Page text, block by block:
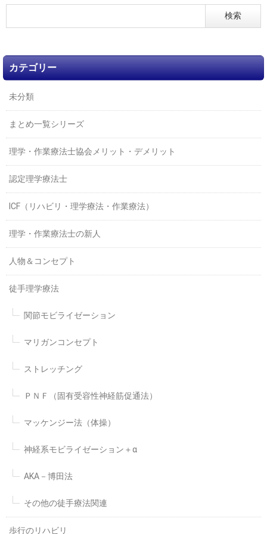
カテゴリー
未分類
まとめ一覧シリーズ
理学・作業療法士協会メリット・デメリット
認定理学療法士
ICF（リハビリ・理学療法・作業療法）
理学・作業療法士の新人
人物＆コンセプト
徒手理学療法
関節モビライゼーション
マリガンコンセプト
ストレッチング
ＰＮＦ（固有受容性神経筋促通法）
マッケンジー法（体操）
神経系モビライゼーション＋α
AKA－博田法
その他の徒手療法関連
歩行のリハビリ